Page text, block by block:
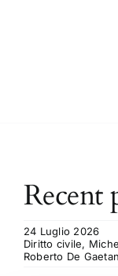
Recent
24 Luglio 2026
Diritto civile,
Roberto De